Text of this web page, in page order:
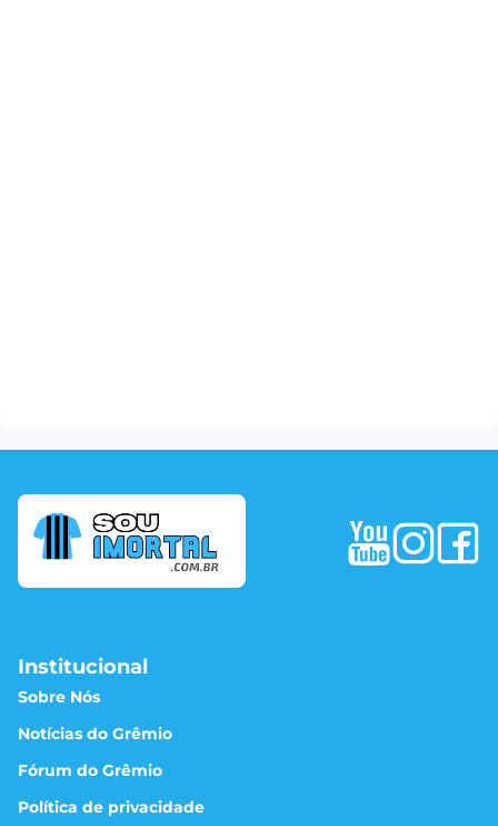
Institucional
Sobre Nós
Notícias do Grêmio
Fórum do Grêmio
Política de privacidade